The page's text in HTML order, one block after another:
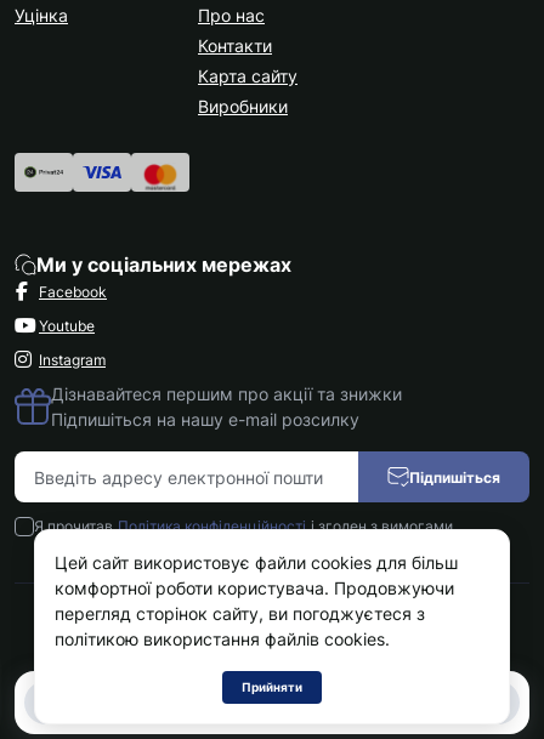
0
Уцінка
Про нас
Контакти
Карта сайту
Виробники
Ми у соціальних мережах
Facebook
Youtube
Instagram
Дізнавайтеся першим про акції та знижки
Підпишіться на нашу e-mail розсилку
Підпишіться
Я прочитав Політика конфіденційності і згоден з вимогами
Kokos.com.ua © 2026
Цей сайт використовує файли cookies для більш
комфортної роботи користувача. Продовжуючи
перегляд сторінок сайту, ви погоджуєтеся з
політикою використання файлів cookies.
Прийняти